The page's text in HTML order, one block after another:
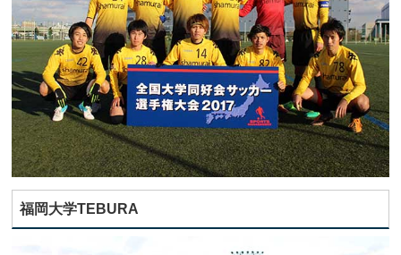
福岡大学TEBURA